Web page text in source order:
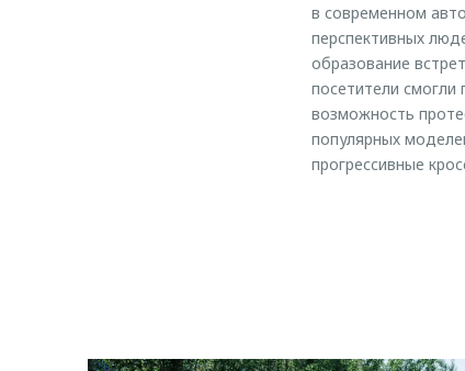
в современном
перспективных
образование
посетители
возможность
популярных
прогрессивные